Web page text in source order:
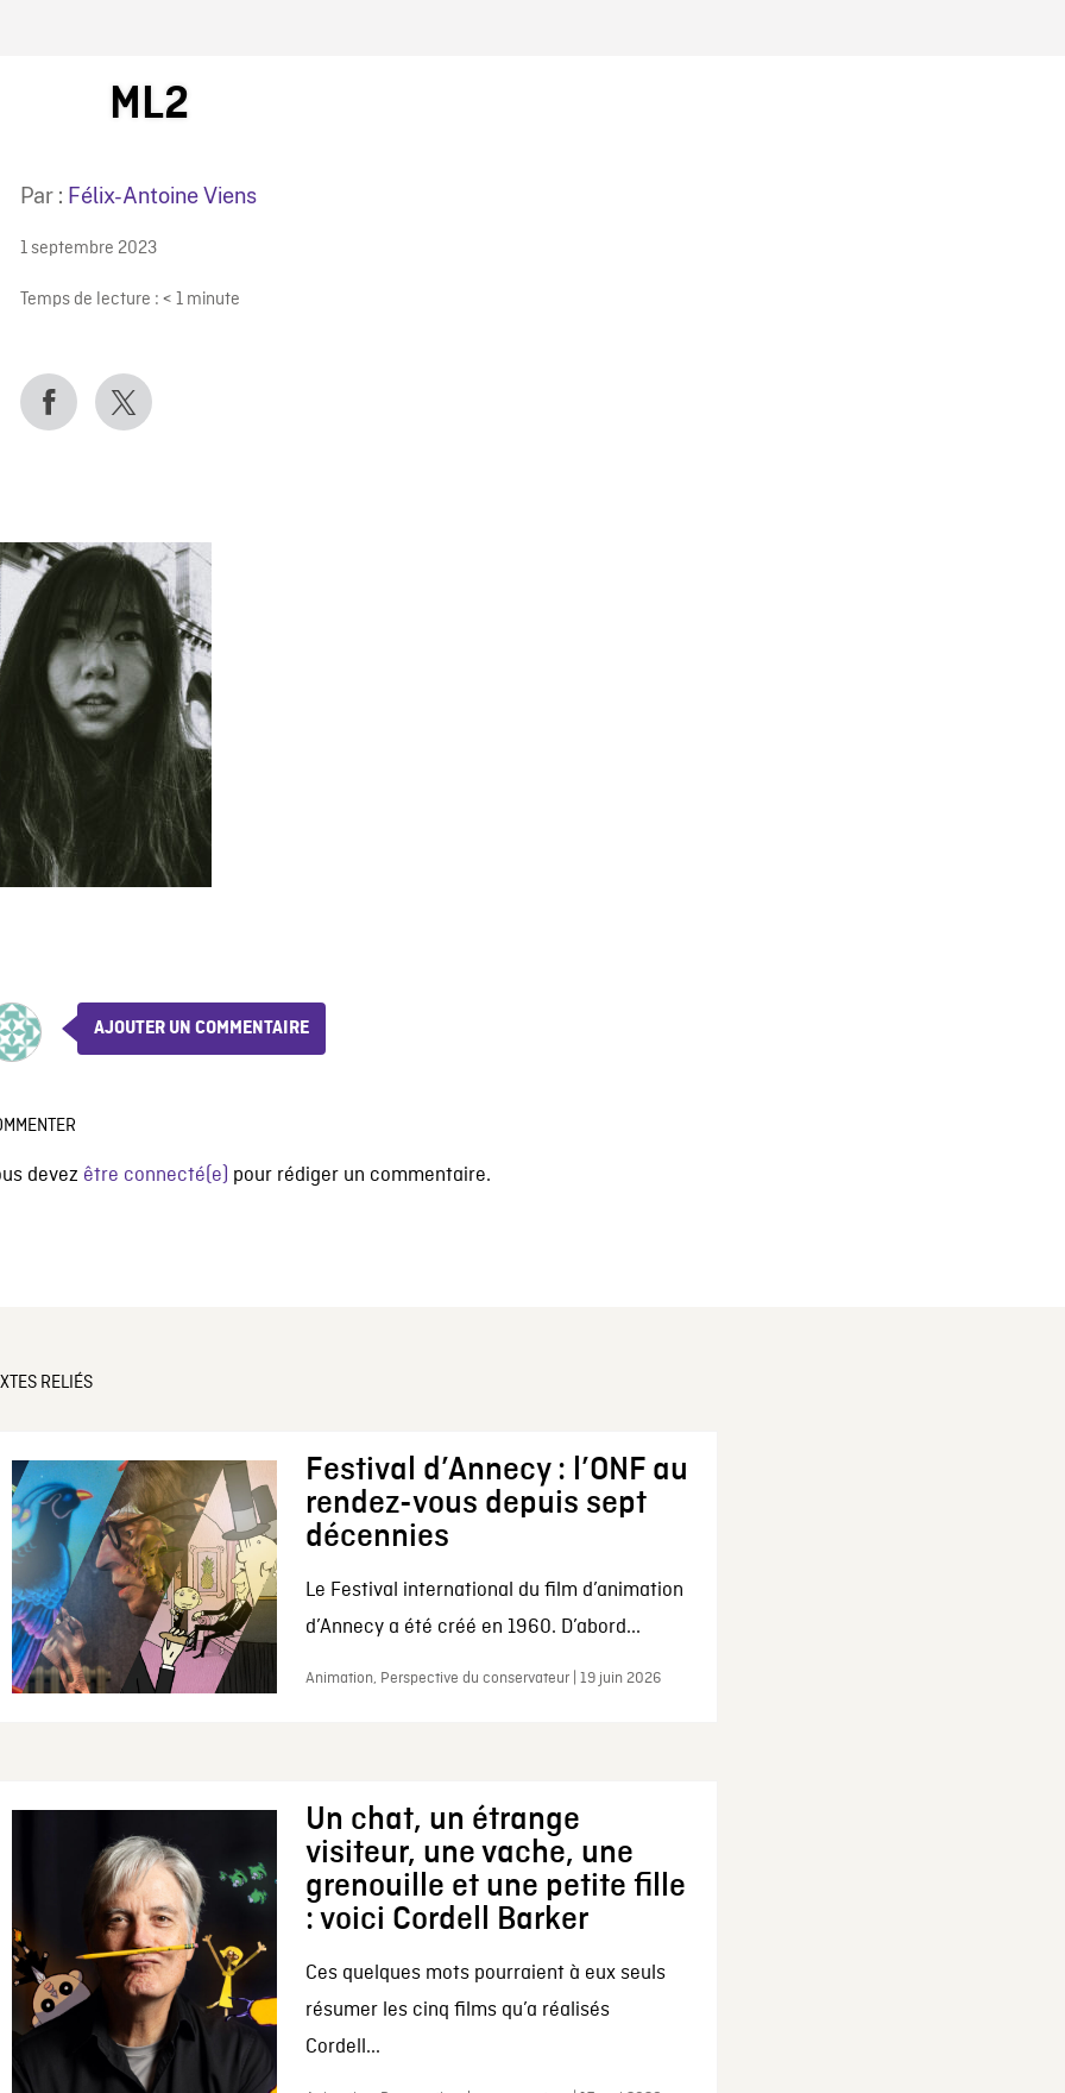
ONF
ML2
Par : Félix-Antoine Viens
1 septembre 2023
Temps de lecture : < 1 minute
AJOUTER UN COMMENTAIRE
devez être connecté(e) pour rédiger un commentaire.
RELIÉS
Festival d’Annecy : l’ONF au
rendez-vous depuis sept
décennies
Le Festival international du film d’animation
d’Annecy a été créé en 1960. D’abord...
Animation, Perspective du conservateur | 19 juin 2026
Un chat, un étrange
visiteur, une vache, une
grenouille et une petite fille
: voici Cordell Barker
Ces quelques mots pourraient à eux seuls
résumer les cinq films qu’a réalisés
Cordell...